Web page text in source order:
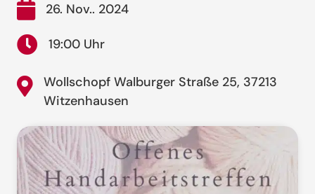
26. Nov.. 2024
19:00 Uhr
Wollschopf Walburger Straße 25, 37213
Witzenhausen